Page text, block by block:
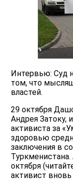
Интервью: Суд
том, что
властей.
29 октября
Андрея Затоку,
активиста за
здоровью
заключения в
октября
активист вновь